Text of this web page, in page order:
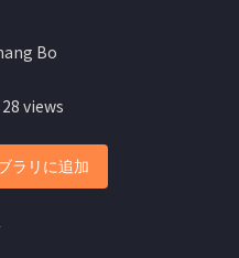
Bo
views
ラリに追加